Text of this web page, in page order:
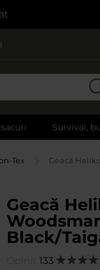
Survival,
Tex Geacă
Geacă
Black/
133 Evaluare: